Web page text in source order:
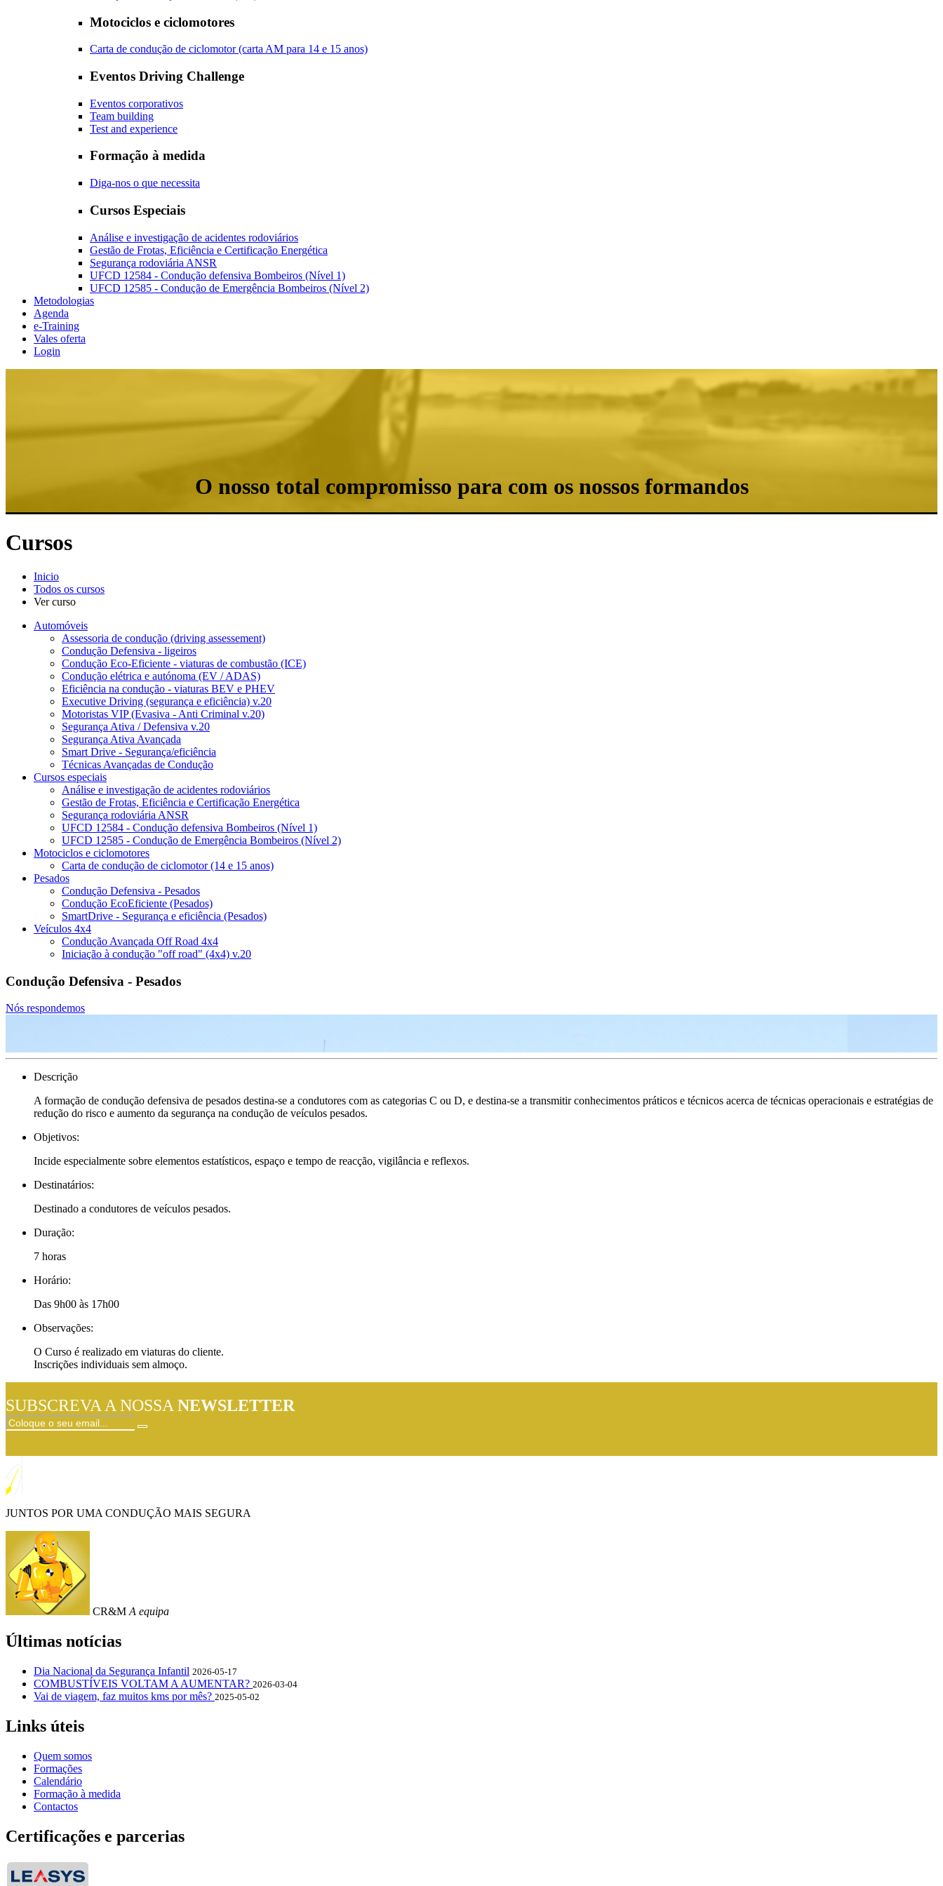
Motociclos e ciclomotores
Carta de condução de ciclomotor (carta AM para 14 e 15 anos)
Eventos Driving Challenge
Eventos corporativos
Team building
Test and experience
Formação à medida
Diga-nos o que necessita
Cursos Especiais
Análise e investigação de acidentes rodoviários
Gestão de Frotas, Eficiência e Certificação Energética
Segurança rodoviária ANSR
UFCD 12584 - Condução defensiva Bombeiros (Nível 1)
UFCD 12585 - Condução de Emergência Bombeiros (Nível 2)
Metodologias
Agenda
e-Training
Vales oferta
Login
O nosso total compromisso para com os nossos formandos
Cursos
Inicio
Todos os cursos
Ver curso
Automóveis
Assessoria de condução (driving assessement)
Condução Defensiva - ligeiros
Condução Eco-Eficiente - viaturas de combustão (ICE)
Condução elétrica e autónoma (EV / ADAS)
Eficiência na condução - viaturas BEV e PHEV
Executive Driving (segurança e eficiência) v.20
Motoristas VIP (Evasiva - Anti Criminal v.20)
Segurança Ativa / Defensiva v.20
Segurança Ativa Avançada
Smart Drive - Segurança/eficiência
Técnicas Avançadas de Condução
Cursos especiais
Análise e investigação de acidentes rodoviários
Gestão de Frotas, Eficiência e Certificação Energética
Segurança rodoviária ANSR
UFCD 12584 - Condução defensiva Bombeiros (Nível 1)
UFCD 12585 - Condução de Emergência Bombeiros (Nível 2)
Motociclos e ciclomotores
Carta de condução de ciclomotor (14 e 15 anos)
Pesados
Condução Defensiva - Pesados
Condução EcoEficiente (Pesados)
SmartDrive - Segurança e eficiência (Pesados)
Veículos 4x4
Condução Avançada Off Road 4x4
Iniciação à condução "off road" (4x4) v.20
Condução Defensiva - Pesados
Nós respondemos
Descrição
A formação de condução defensiva de pesados destina-se a condutores com as categorias C ou D, e destina-se a transmitir conhecimentos práticos e técnicos acerca de técnicas operacionais e estratégias de
redução do risco e aumento da segurança na condução de veículos pesados.
Objetivos:
Incide especialmente sobre elementos estatísticos, espaço e tempo de reacção, vigilância e reflexos.
Destinatários:
Destinado a condutores de veículos pesados.
Duração:
7 horas
Horário:
Das 9h00 às 17h00
Observações:
O Curso é realizado em viaturas do cliente.
Inscrições individuais sem almoço.
SUBSCREVA A NOSSANEWSLETTER
JUNTOS POR UMA CONDUÇÃO MAIS SEGURA
CR&M A equipa
Últimas notícias
Dia Nacional da Segurança Infantil 2026-05-17
COMBUSTÍVEIS VOLTAM A AUMENTAR? 2026-03-04
Vai de viagem, faz muitos kms por mês? 2025-05-02
Links úteis
Quem somos
Formações
Calendário
Formação à medida
Contactos
Certificações e parcerias